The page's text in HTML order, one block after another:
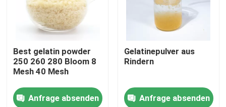
Über uns
Werksbesichtigung
Qualitätskontrolle
Kontakt mit uns
Best gelatin powder
250 260 280 Bloom 8
Mesh 40 Mesh
Anfrage absenden
Gelatinepulver aus
Rindern
Anfrage absenden